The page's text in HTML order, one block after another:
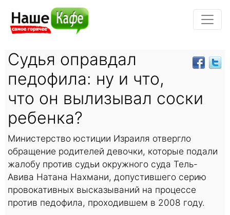
Судья оправдал
педофила: ну и что,
что он вылизывал соски
ребенка?
Министерство юстиции Израиля отвергло
обращение родителей девочки, которые подали
жалобу против судьи окружного суда Тель-
Авива Натана Нахмани, допустившего серию
провокативных высказываний на процессе
против педофила, проходившем в 2008 году.